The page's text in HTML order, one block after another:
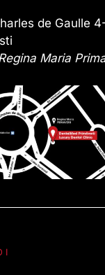
de Gaulle
Maria